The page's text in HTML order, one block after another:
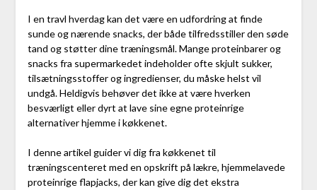
I en travl hverdag kan det være en udfordring at finde
sunde og nærende snacks, der både tilfredsstiller den søde
tand og støtter dine træningsmål. Mange proteinbarer og
snacks fra supermarkedet indeholder ofte skjult sukker,
tilsætningsstoffer og ingredienser, du måske helst vil
undgå. Heldigvis behøver det ikke at være hverken
besværligt eller dyrt at lave sine egne proteinrige
alternativer hjemme i køkkenet.
I denne artikel guider vi dig fra køkkenet til
træningscenteret med en opskrift på lækre, hjemmelavede
proteinrige flapjacks, der kan give dig det ekstra